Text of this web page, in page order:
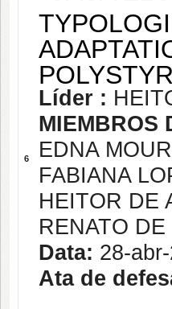
6
Líder :
MIEMBROS
EDNA
FABIANA
HEITOR DE
RENATO
Data: 28-
Ata de